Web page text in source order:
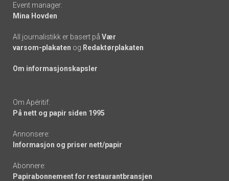
Event manager:
Mina Hovden
All journalistikk er basert på Vær
varsom-plakaten og Redaktørplakaten
Om informasjonskapsler
Om Apéritif:
På nett og papir siden 1995
Annonsere:
Informasjon og priser nett/papir
Abonnere:
Papirabonnement for restaurantbransjen